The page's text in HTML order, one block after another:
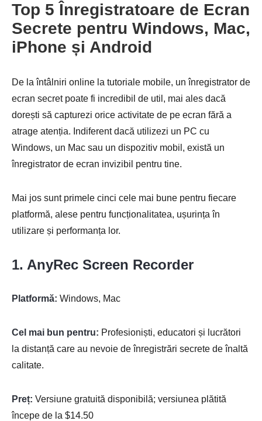
Top 5 Înregistratoare de Ecran
Secrete pentru Windows, Mac,
iPhone și Android
De la întâlniri online la tutoriale mobile, un înregistrator de
ecran secret poate fi incredibil de util, mai ales dacă
dorești să capturezi orice activitate de pe ecran fără a
atrage atenția. Indiferent dacă utilizezi un PC cu
Windows, un Mac sau un dispozitiv mobil, există un
înregistrator de ecran invizibil pentru tine.
Mai jos sunt primele cinci cele mai bune pentru fiecare
platformă, alese pentru funcționalitatea, ușurința în
utilizare și performanța lor.
1. AnyRec Screen Recorder
Platformă: Windows, Mac
Cel mai bun pentru: Profesioniști, educatori și lucrători
la distanță care au nevoie de înregistrări secrete de înaltă
calitate.
Preț: Versiune gratuită disponibilă; versiunea plătită
începe de la $14.50